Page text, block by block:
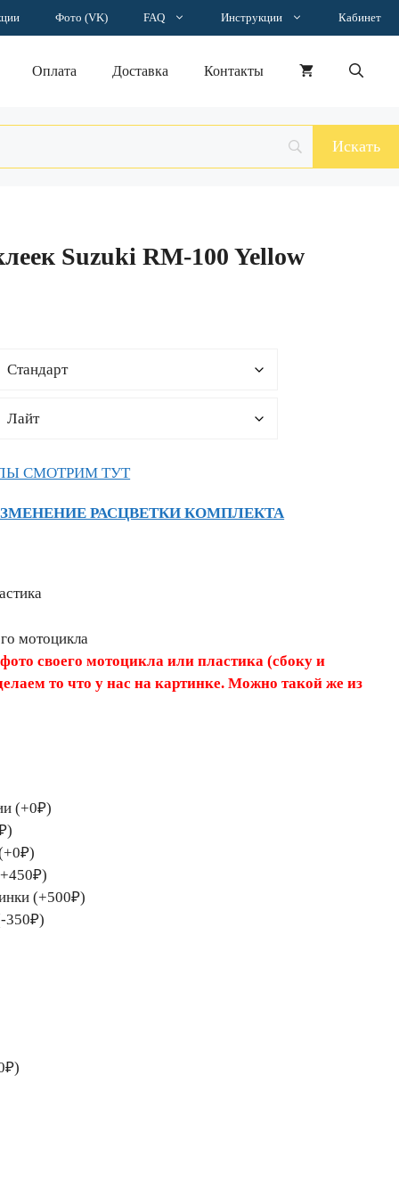
Фото (VK) FAQ Инструкции Кабинет
Оплата Доставка Контакты
Suzuki RM-100 Yellow
СМОТРИМ ТУТ
РАСЦВЕТКИ КОМПЛЕКТА
мотоцикла
своего мотоцикла или пластика (сбоку и
то что у нас на картинке. Можно такой же из
(+0₽)
(+500₽)
350₽)
10611 ₽